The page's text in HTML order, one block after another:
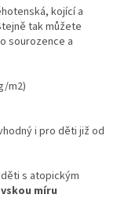
kojící a
tak můžete
sourozence a
m2)
i pro děti již od
s atopickým
míru